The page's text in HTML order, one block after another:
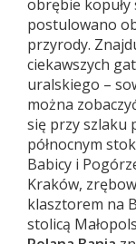
obrębie kopuły
postulowano
przyrody.
ciekawszych
uralskiego –
można
się przy szlaku
północnym
Babicy i
Kraków,
klasztorem na
stolicą